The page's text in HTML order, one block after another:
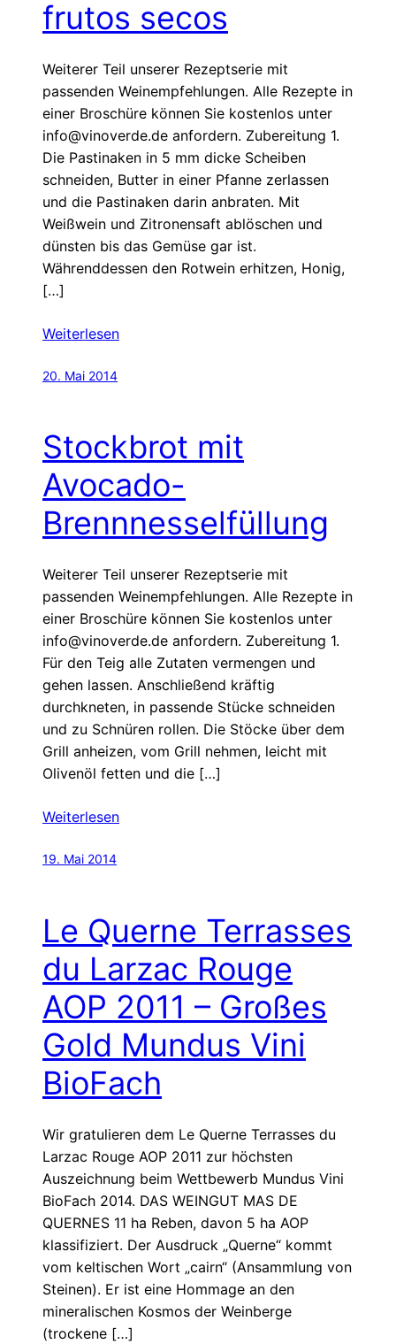
frutos secos
Weiterer Teil unserer Rezeptserie mit
passenden Weinempfehlungen. Alle Rezepte in
einer Broschüre können Sie kostenlos unter
info@vinoverde.de anfordern. Zubereitung 1.
Die Pastinaken in 5 mm dicke Scheiben
schneiden, Butter in einer Pfanne zerlassen
und die Pastinaken darin anbraten. Mit
Weißwein und Zitronensaft ablöschen und
dünsten bis das Gemüse gar ist.
Währenddessen den Rotwein erhitzen, Honig,
[…]
Weiterlesen
20. Mai 2014
Stockbrot mit
Avocado-
Brennnesselfüllung
Weiterer Teil unserer Rezeptserie mit
passenden Weinempfehlungen. Alle Rezepte in
einer Broschüre können Sie kostenlos unter
info@vinoverde.de anfordern. Zubereitung 1.
Für den Teig alle Zutaten vermengen und
gehen lassen. Anschließend kräftig
durchkneten, in passende Stücke schneiden
und zu Schnüren rollen. Die Stöcke über dem
Grill anheizen, vom Grill nehmen, leicht mit
Olivenöl fetten und die […]
Weiterlesen
19. Mai 2014
Le Querne Terrasses
du Larzac Rouge
AOP 2011 – Großes
Gold Mundus Vini
BioFach
Wir gratulieren dem Le Querne Terrasses du
Larzac Rouge AOP 2011 zur höchsten
Auszeichnung beim Wettbewerb Mundus Vini
BioFach 2014. DAS WEINGUT MAS DE
QUERNES 11 ha Reben, davon 5 ha AOP
klassifiziert. Der Ausdruck „Querne“ kommt
vom keltischen Wort „cairn“ (Ansammlung von
Steinen). Er ist eine Hommage an den
mineralischen Kosmos der Weinberge
(trockene […]